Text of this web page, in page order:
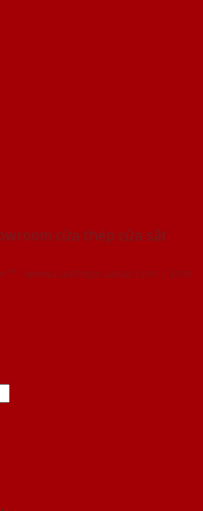
cửa thép cửa sắt
- www.cuathepcuasat.com | Đơn